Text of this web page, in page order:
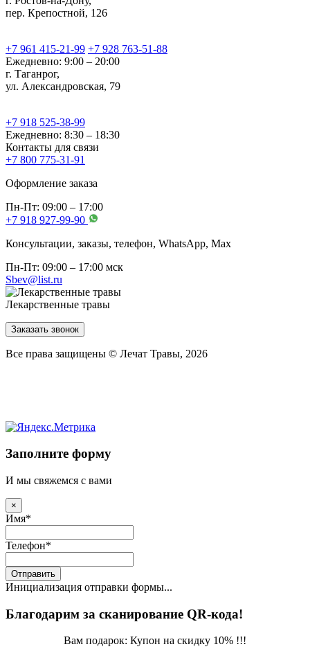
пер. Крепостной, 126
+7 961 415-21-99 +7 928 763-51-88
Ежедневно: 9:00 – 20:00
г. Таганрог,
ул. Александровская, 79
+7 918 525-38-99
Ежедневно: 8:30 – 18:30
Контакты для связи
+7 800 775-31-91
Оформление заказа
Пн-Пт: 09:00 – 17:00
+7 918 927-99-90
Консультации, заказы, телефон, WhatsApp, Мах
Пн-Пт: 09:00 – 17:00 мск
Sbev@list.ru
Лекарственные травы
Заказать звонок
Все права защищены © Лечат Травы, 2026
Заполните форму
И мы свяжемся с вами
×
Имя*
Телефон*
Отправить
Инициализация отправки формы...
Благодарим за сканирование QR-кода!
Вам подарок: Купон на скидку 10% !!!